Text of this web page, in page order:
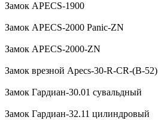
Замок APECS-1900
Замок APECS-2000 Panic-ZN
Замок APECS-2000-ZN
Замок врезной Apecs-30-R-CR-(B-52)
Замок Гардиан-30.01 сувальдный
Замок Гардиан-32.11 цилиндровый